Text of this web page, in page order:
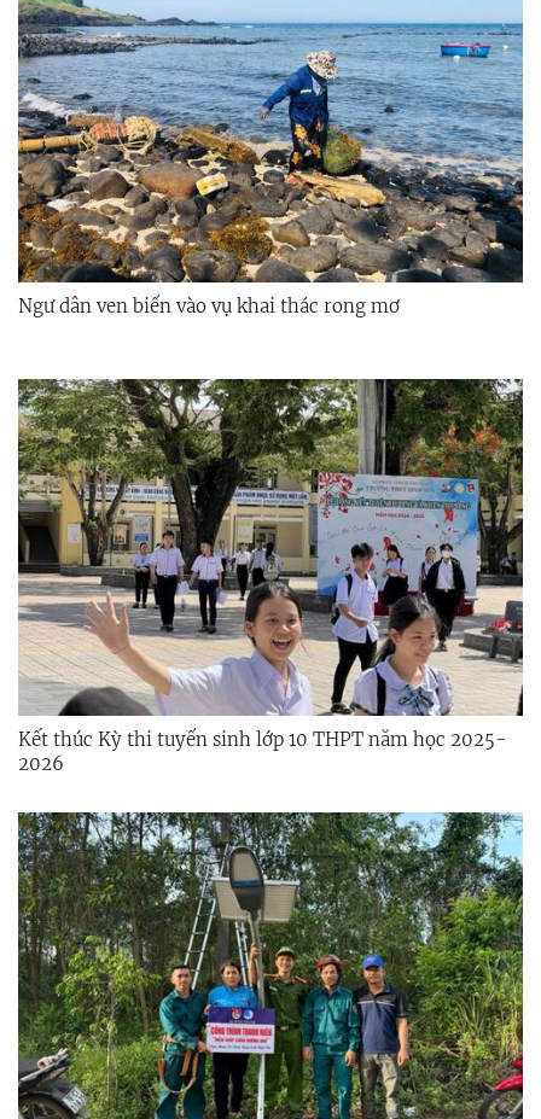
Ngư dân ven biển vào vụ khai thác rong mơ
Kết thúc Kỳ thi tuyển sinh lớp 10 THPT năm học 2025-
2026